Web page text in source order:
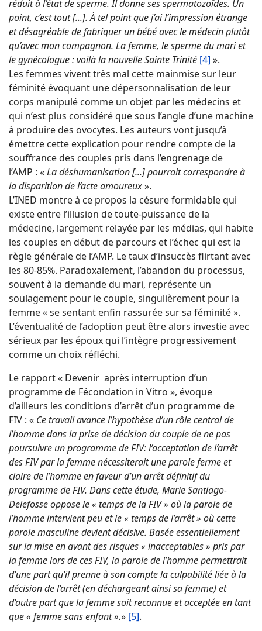
réduit à l’état de sperme. Il donne ses spermatozoïdes. Un
point, c’est tout [...]. À tel point que j’ai l’impression étrange
et désagréable de fabriquer un bébé avec le médecin plutôt
qu’avec mon compagnon. La femme, le sperme du mari et
le gynécologue : voilà la nouvelle Sainte Trinité [4] ».
Les femmes vivent très mal cette mainmise sur leur
féminité évoquant une dépersonnalisation de leur
corps manipulé comme un objet par les médecins et
qui n’est plus considéré que sous l’angle d’une machine
à produire des ovocytes. Les auteurs vont jusqu’à
émettre cette explication pour rendre compte de la
souffrance des couples pris dans l’engrenage de
l’AMP : «La déshumanisation [...] pourrait correspondre à
la disparition de l’acte amoureux».
L’INED montre à ce propos la césure formidable qui
existe entre l’illusion de toute-puissance de la
médecine, largement relayée par les médias, qui habite
les couples en début de parcours et l’échec qui est la
règle générale de l’AMP. Le taux d’insuccès flirtant avec
les 80-85%. Paradoxalement, l’abandon du processus,
souvent à la demande du mari, représente un
soulagement pour le couple, singulièrement pour la
femme « se sentant enfin rassurée sur sa féminité ».
L’éventualité de l’adoption peut être alors investie avec
sérieux par les époux qui l’intègre progressivement
comme un choix réfléchi.
Le rapport « Devenir après interruption d’un
programme de Fécondation in Vitro », évoque
d’ailleurs les conditions d’arrêt d’un programme de
FIV : « Ce travail avance l’hypothèse d’un rôle central de
l’homme dans la prise de décision du couple de ne pas
poursuivre un programme de FIV: l’acceptation de l’arrêt
des FIV par la femme nécessiterait une parole ferme et
claire de l’homme en faveur d’un arrêt définitif du
programme de FIV. Dans cette étude, Marie Santiago-
Delefosse oppose le « temps de la FIV » où la parole de
l’homme intervient peu et le « temps de l’arrêt » où cette
parole masculine devient décisive. Basée essentiellement
sur la mise en avant des risques « inacceptables » pris par
la femme lors de ces FIV, la parole de l’homme permettrait
d’une part qu’il prenne à son compte la culpabilité liée à la
décision de l’arrêt (en déchargeant ainsi sa femme) et
d’autre part que la femme soit reconnue et acceptée en tant
que « femme sans enfant ».» [5].